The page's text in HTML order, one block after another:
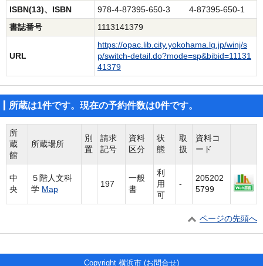
ISBN(13)、ISBN
978-4-87395-650-3 4-87395-650-1
書誌番号
1113141379
URL
https://opac.lib.city.yokohama.lg.jp/winj/s
p/switch-detail.do?mode=sp&bibid=11131
41379
所蔵は1件です。現在の予約件数は0件です。
所
蔵
館
所蔵場所
別
置
請求
記号
資料
区分
状
態
取
扱
資料コ
ード
中
央
５階人文科
学 Map
197
一般
書
利
用
可
-
205202
5799
ページの先頭へ
Copyright 横浜市 (お問合せ)